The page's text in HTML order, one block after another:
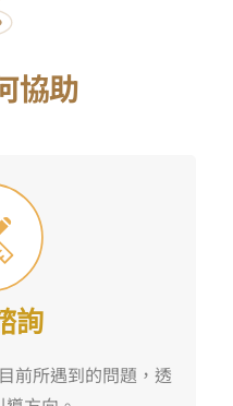
協助
詢
前所遇到的問題，透